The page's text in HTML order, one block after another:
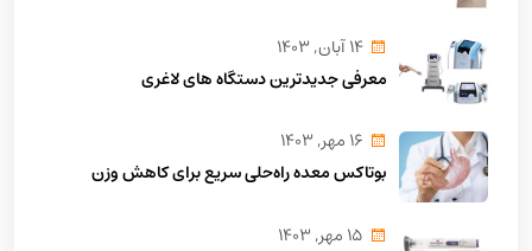
14 آبان, 1403
معرفی جدیدترین دستگاه های لاغری
16 مهر, 1403
بوتاکس معده راه‌حلی سریع برای کاهش وزن
15 مهر, 1403